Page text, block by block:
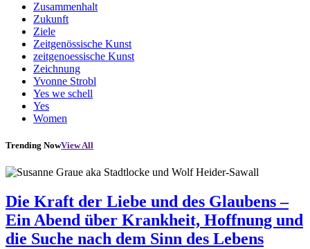
Zusammenhalt
Zukunft
Ziele
Zeitgenössische Kunst
zeitgenoessische Kunst
Zeichnung
Yvonne Strobl
Yes we schell
Yes
Women
Trending NowView All
Die Kraft der Liebe und des Glaubens –
Ein Abend über Krankheit, Hoffnung und
die Suche nach dem Sinn des Lebens